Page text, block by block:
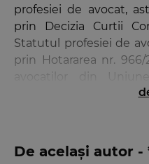
profesiei de avocat,
prin Decizia Curtii
Statutul profesiei de
prin Hotararea nr.
avocatilor din
221/2000 privind
desfasurare a
recenta Decizie nr. 113/
De același autor -